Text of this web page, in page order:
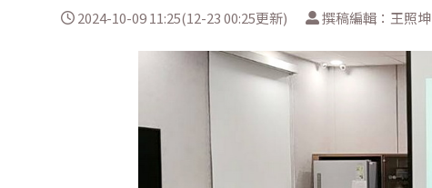
2024-10-09 11:25(12-23 00:25更新) 撰稿編輯：王照坤